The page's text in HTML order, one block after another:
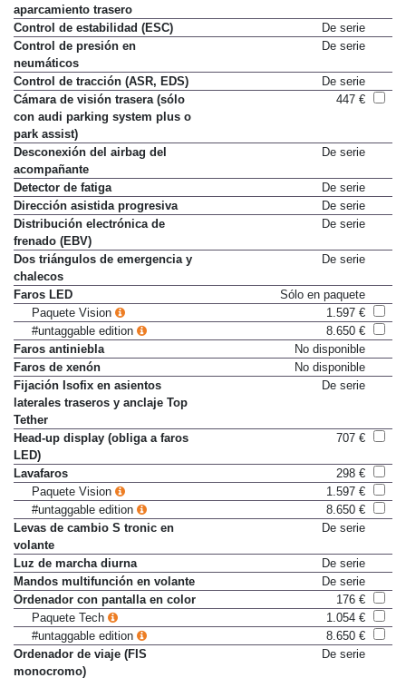
Control de distancia de
aparcamiento trasero
Control de estabilidad (ESC)
De serie
Control de presión en
neumáticos
Control de tracción (ASR, EDS)
De serie
Cámara de visión trasera (sólo
con audi parking system plus o
park assist)
Desconexión del airbag del
acompañante
Detector de fatiga
De serie
Dirección asistida progresiva
De serie
Distribución electrónica de
frenado (EBV)
Dos triángulos de emergencia y
chalecos
Faros LED
Sólo en paquete
Paquete Vision
1.597 €
#untaggable edition
8.650 €
Faros antiniebla
No disponible
Faros de xenón
No disponible
Fijación Isofix en asientos
laterales traseros y anclaje Top
Tether
Head-up display (obliga a faros
LED)
Lavafaros
298 €
Paquete Vision
1.597 €
#untaggable edition
8.650 €
Levas de cambio S tronic en
volante
Luz de marcha diurna
De serie
Mandos multifunción en volante
De serie
Ordenador con pantalla en color
176 €
Paquete Tech
1.054 €
#untaggable edition
8.650 €
Ordenador de viaje (FIS